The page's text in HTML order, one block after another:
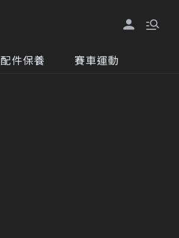
配件保養 賽車運動